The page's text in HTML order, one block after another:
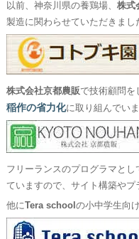
以前、神奈川県の養鶏場、 株式
製造に関わらせていただきまし
株式会社京都農販で技術顧問を
稲作の省力化に取り組んでいま
フリーランスのプログラマと
ていますので、サイト構築やプ
他にTera school の小中学生向